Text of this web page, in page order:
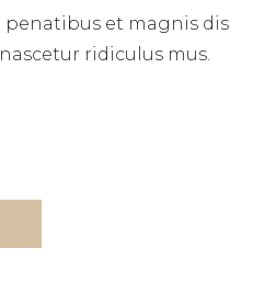
penatibus et magnis dis
ridiculus mus.